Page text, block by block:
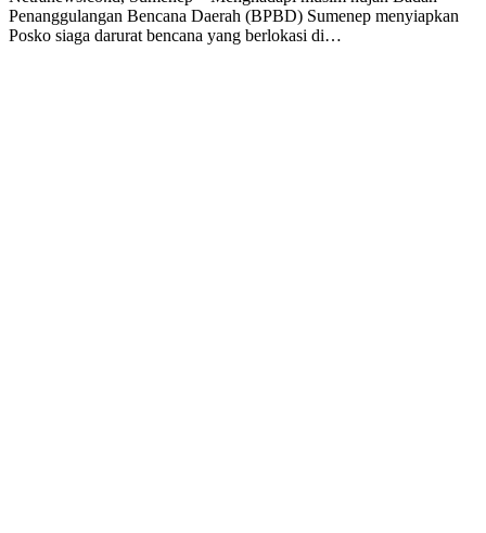
Penanggulangan Bencana Daerah (BPBD) Sumenep menyiapkan
Posko siaga darurat bencana yang berlokasi di…